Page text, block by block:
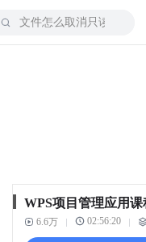
WPS项目管理应用课
6.6万 02:56:20
2-5.
项目设置（下）
1.6千
05:51
3-2.
计划模块的任务管理操